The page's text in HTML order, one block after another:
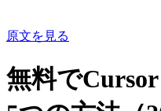
原文を見る
無料で